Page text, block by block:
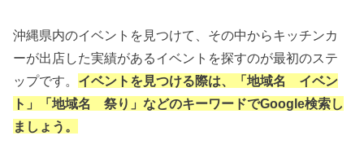
沖縄県内のイベントを見つけて、その中からキッチンカ
ーが出店した実績があるイベントを探すのが最初のステ
ップです。 イベントを見つける際は、「地域名 イベン
ト」「地域名 祭り」などのキーワードでGoogle検索し
ましょう。